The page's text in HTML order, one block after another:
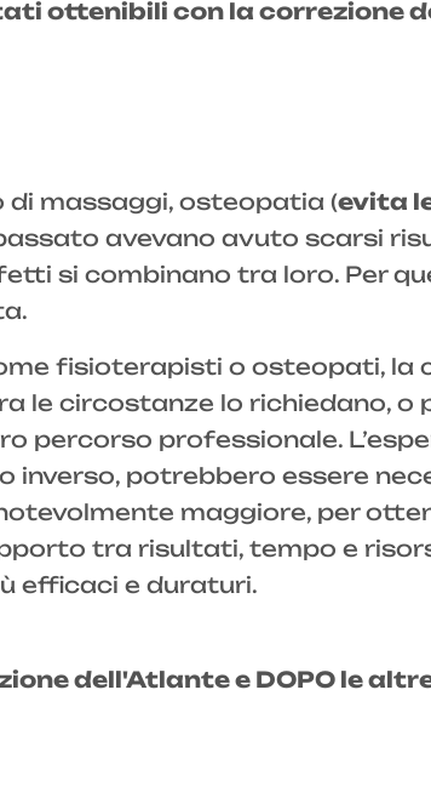
ottenibili con la correzione
massaggi, osteopatia (evita
avevano avuto scarsi
si combinano tra loro. Per
fisioterapisti o osteopati, la
le circostanze lo richiedano, o
percorso professionale.
potrebbero essere
maggiore, per
tra risultati, tempo e
efficaci e duraturi.
dell'Atlante e DOPO le